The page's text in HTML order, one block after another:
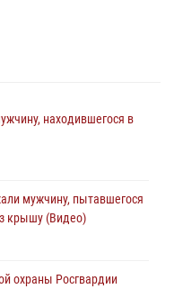
находившегося в
мужчину, пытавшегося
крышу (Видео)
охраны Росгвардии